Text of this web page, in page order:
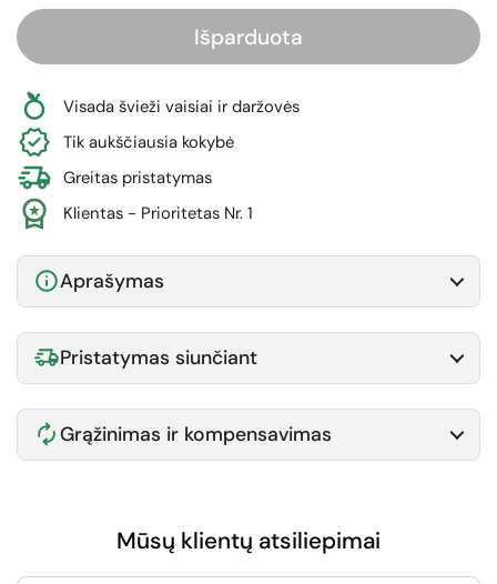
Išparduota
Visada švieži vaisiai ir daržovės
Tik aukščiausia kokybė
Greitas pristatymas
Klientas - Prioritetas Nr. 1
Aprašymas
Pristatymas siunčiant
Grąžinimas ir kompensavimas
Mūsų klientų atsiliepimai